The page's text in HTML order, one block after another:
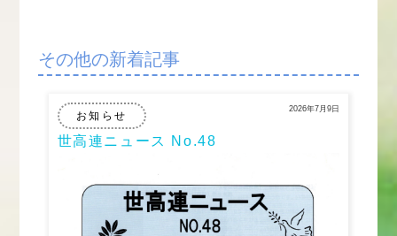
その他の新着記事
お知らせ
2026年7月9日
世高連ニュース No.48